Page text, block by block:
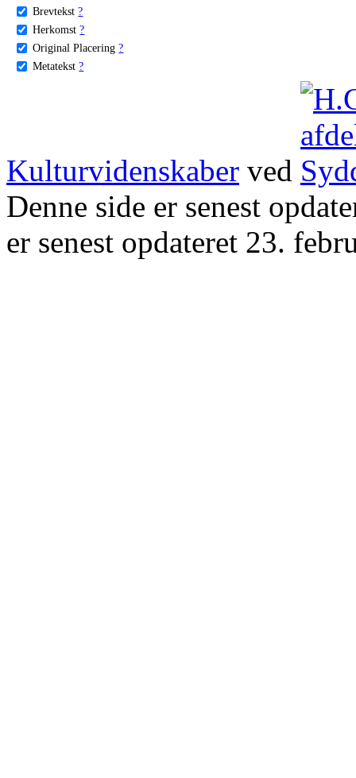
Brevtekst ?
Herkomst ?
Original Placering ?
Metatekst ?
Kulturvidenskaber ved
Denne side er senest
er senest opdateret 23.